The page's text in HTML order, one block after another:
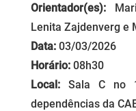
Orientador(es):
Lenita Zajdenverg e
Data: 03/03/2026
Horário: 08h30
Local: Sala C no
dependências da